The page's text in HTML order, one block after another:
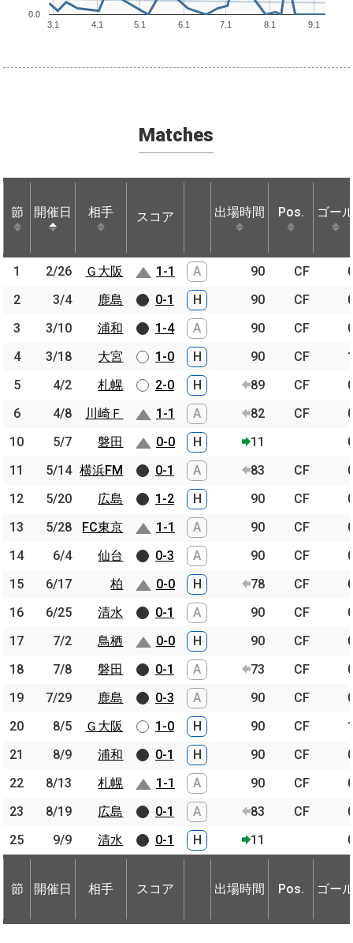
3.1 4.1 5.1 6.1 7.1 8.1 9.1
0.0
Matches
節 開催日 相手 スコア 出場時間 Pos. ゴー
節 開催日 相手 スコア 出場時間 Pos. ゴー
1 2/26 Ｇ大阪 1-1 A 90 CF
2
3/4 鹿島 0-1 H 90 CF
3
3/10 浦和 1-4 A 90 CF
4
3/18 大宮 1-0 H 90 CF
5
4/2 札幌 2-0 H 89 CF
6
4/8 川崎Ｆ 1-1 A 82 CF
10
5/7 磐田 0-0 H 11
11
5/14 横浜FM 0-1 A 83 CF
12
5/20 広島 1-2 H 90 CF
13
5/28 FC東京 1-1 A 90 CF
14
6/4 仙台 0-3 A 90 CF
15
6/17 柏 0-0 H 78 CF
16
6/25 清水 0-1 A 90 CF
17
7/2 鳥栖 0-0 H 90 CF
18
7/8 磐田 0-1 A 73 CF
19
7/29 鹿島 0-3 A 90 CF
20
8/5 Ｇ大阪 1-0 H 90 CF
21
8/9 浦和 0-1 H 90 CF
22
8/13 札幌 1-1 A 90 CF
23
8/19 広島 0-1 A 83 CF
25
9/9 清水 0-1 H 11
節 開催日 相手 スコア 出場時間 Pos. ゴー
節 開催日 相手
1 2/26
Ｇ大阪
2
3/4
鹿島
3
3/10
浦和
4
3/18
大宮
5
4/2
札幌
6
4/8
川崎Ｆ
10
5/7
磐田
11
5/14 横浜FM
12
5/20
広島
13
5/28
FC東京
14
6/4
仙台
15
6/17
柏
16
6/25
清水
17
7/2
鳥栖
18
7/8
磐田
19
7/29
鹿島
20
8/5
Ｇ大阪
21
8/9
浦和
22
8/13
札幌
23
8/19
広島
25
9/9 清水
節 開催日 相手